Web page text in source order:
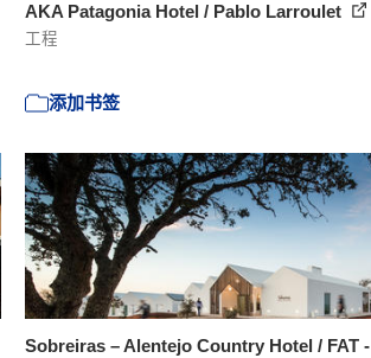
AKA Patagonia Hotel / Pablo Larroulet
工程
添加书签
Sobreiras – Alentejo Country Hotel / FAT -